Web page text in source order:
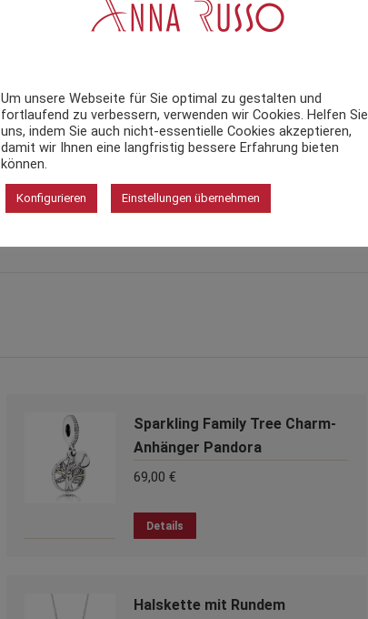
Sparkling Family Tree Charm-
Anhänger Pandora
69,00 €
Details
Halskette mit Rundem
Um unsere Webseite für Sie optimal zu gestalten und
fortlaufend zu verbessern, verwenden wir Cookies. Helfen Sie
uns, indem Sie auch nicht-essentielle Cookies akzeptieren,
damit wir Ihnen eine langfristig bessere Erfahrung bieten
können.
Konfigurieren Einstellungen übernehmen